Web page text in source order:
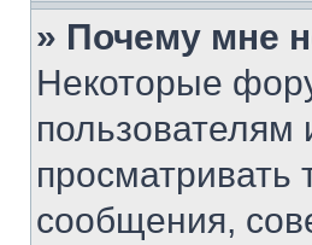
» Почему мне
Некоторые
пользователям
просматривать
сообщения,